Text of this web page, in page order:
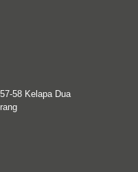
58 Kelapa Dua